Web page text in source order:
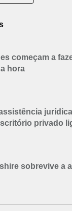
começam a
hora
privado
sobrevive a